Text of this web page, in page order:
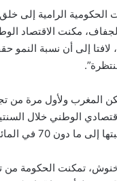
الحكومية الرامية إلى
مكنت الاقتصاد
الوطني خلال
مستويات قياسية سنة 2020”.